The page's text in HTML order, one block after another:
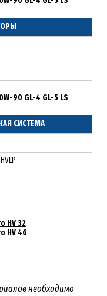
90 GL-4 GL-5 LS
СИСТЕМА
HV 32
HV 46
необходимо